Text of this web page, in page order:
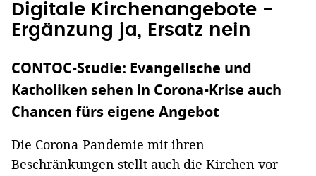
Digitale Kirchenangebote -
Ergänzung ja, Ersatz nein
CONTOC-Studie: Evangelische und
Katholiken sehen in Corona-Krise auch
Chancen fürs eigene Angebot
Die Corona-Pandemie mit ihren
Beschränkungen stellt auch die Kirchen vor